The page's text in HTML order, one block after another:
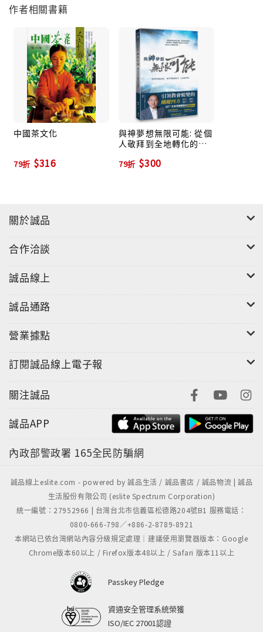
栽種仁愛與喜樂，你就會享受到意想不到的成果。」
信仰就是出路
「在人生的關口中，有時你看『前後左右』都沒有出
路；你只能往『上』看，抓住神的應許，憑信心跨越出
去。」
作者相關書籍
中國茶文化
79折 $316
與神夢想無限可能: 從個
人敬拜到全地轉化的四
79折 $300
關於誠品
合作洽談
誠品線上
誠品通路
營業據點
訂閱誠品線上電子報
關注誠品
誠品APP
內政部警政署 165全民防騙網
誠品線上eslite.com - powered by 誠品生活 / 誠品書店 / 誠品物流 | 誠品
生活股份有限公司 (eslite Spectrum Corporation)
統一編號：27952966 | 台灣台北市信義區松德路204號B1 服務電話：
0800-666-798／+886-2-8789-8921
本網站已依台灣網站內容分級規定處理｜建議使用瀏覽器版本：Google
Chrome版本60以上 / Firefox版本48以上 / Safari 版本11以上
Passkey Pledge
資通安全管理系統榮獲
ISO/IEC 27001認證